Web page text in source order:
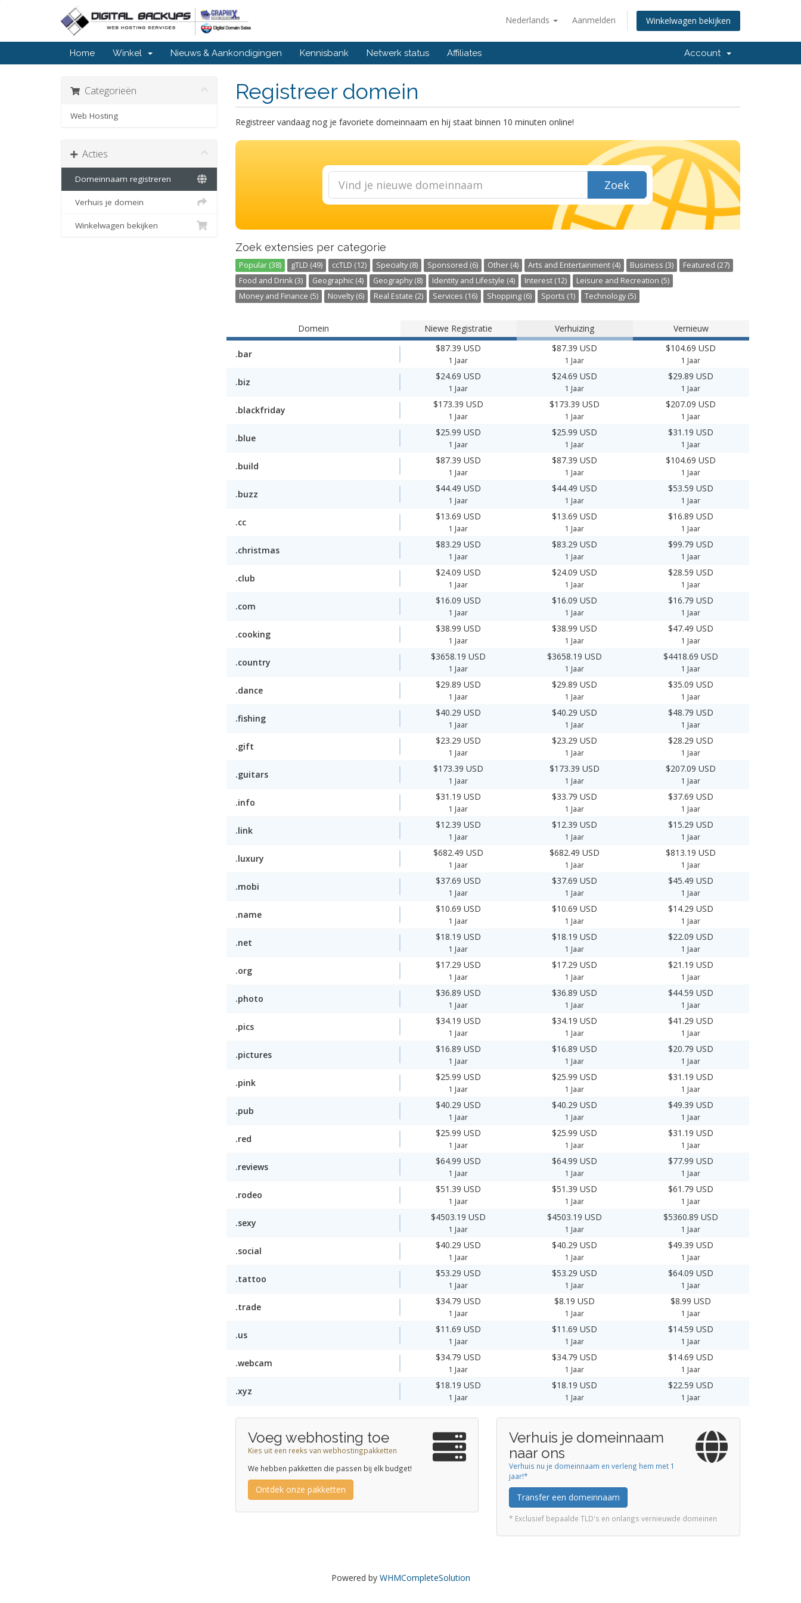
Nederlands Aanmelden Winkelwagen bekijken
Home Winkel Nieuws & Aankondigingen Kennisbank Netwerk status Affiliates Account
Registreer domein
Categorieën
Web Hosting
Acties
Domeinnaam registreren
Verhuis je domein
Winkelwagen bekijken
Registreer vandaag nog je favoriete domeinnaam en hij staat binnen 10 minuten online!
Zoek
Zoek extensies per categorie
Popular (38) gTLD (49) ccTLD (12) Specialty (8) Sponsored (6) Other (4) Arts and Entertainment (4) Business (3)
Featured (27)
Food and Drink (3)
Geographic (4) Geography (8) Identity and Lifestyle (4) Interest (12)
Leisure and Recreation (5)
Money and Finance (5)
Novelty (6) Real Estate (2) Services (16) Shopping (6) Sports (1) Technology (5)
Domein Niewe Registratie Verhuizing Vernieuw
.bar
$87.39 USD
1 Jaar
$87.39 USD
1 Jaar
$104.69 USD
1 Jaar
.biz
$24.69 USD
1 Jaar
$24.69 USD
1 Jaar
$29.89 USD
1 Jaar
.blackfriday
$173.39 USD
1 Jaar
$173.39 USD
1 Jaar
$207.09 USD
1 Jaar
.blue
$25.99 USD
1 Jaar
$25.99 USD
1 Jaar
$31.19 USD
1 Jaar
.build
$87.39 USD
1 Jaar
$87.39 USD
1 Jaar
$104.69 USD
1 Jaar
.buzz
$44.49 USD
1 Jaar
$44.49 USD
1 Jaar
$53.59 USD
1 Jaar
.cc
$13.69 USD
1 Jaar
$13.69 USD
1 Jaar
$16.89 USD
1 Jaar
.christmas
$83.29 USD
1 Jaar
$83.29 USD
1 Jaar
$99.79 USD
1 Jaar
.club
$24.09 USD
1 Jaar
$24.09 USD
1 Jaar
$28.59 USD
1 Jaar
.com
$16.09 USD
1 Jaar
$16.09 USD
1 Jaar
$16.79 USD
1 Jaar
.cooking
$38.99 USD
1 Jaar
$38.99 USD
1 Jaar
$47.49 USD
1 Jaar
.country
$3658.19 USD
1 Jaar
$3658.19 USD
1 Jaar
$4418.69 USD
1 Jaar
.dance
$29.89 USD
1 Jaar
$29.89 USD
1 Jaar
$35.09 USD
1 Jaar
.fishing
$40.29 USD
1 Jaar
$40.29 USD
1 Jaar
$48.79 USD
1 Jaar
.gift
$23.29 USD
1 Jaar
$23.29 USD
1 Jaar
$28.29 USD
1 Jaar
.guitars
$173.39 USD
1 Jaar
$173.39 USD
1 Jaar
$207.09 USD
1 Jaar
.info
$31.19 USD
1 Jaar
$33.79 USD
1 Jaar
$37.69 USD
1 Jaar
.link
$12.39 USD
1 Jaar
$12.39 USD
1 Jaar
$15.29 USD
1 Jaar
.luxury
$682.49 USD
1 Jaar
$682.49 USD
1 Jaar
$813.19 USD
1 Jaar
.mobi
$37.69 USD
1 Jaar
$37.69 USD
1 Jaar
$45.49 USD
1 Jaar
.name
$10.69 USD
1 Jaar
$10.69 USD
1 Jaar
$14.29 USD
1 Jaar
.net
$18.19 USD
1 Jaar
$18.19 USD
1 Jaar
$22.09 USD
1 Jaar
.org
$17.29 USD
1 Jaar
$17.29 USD
1 Jaar
$21.19 USD
1 Jaar
.photo
$36.89 USD
1 Jaar
$36.89 USD
1 Jaar
$44.59 USD
1 Jaar
.pics
$34.19 USD
1 Jaar
$34.19 USD
1 Jaar
$41.29 USD
1 Jaar
.pictures
$16.89 USD
1 Jaar
$16.89 USD
1 Jaar
$20.79 USD
1 Jaar
.pink
$25.99 USD
1 Jaar
$25.99 USD
1 Jaar
$31.19 USD
1 Jaar
.pub
$40.29 USD
1 Jaar
$40.29 USD
1 Jaar
$49.39 USD
1 Jaar
.red
$25.99 USD
1 Jaar
$25.99 USD
1 Jaar
$31.19 USD
1 Jaar
.reviews
$64.99 USD
1 Jaar
$64.99 USD
1 Jaar
$77.99 USD
1 Jaar
.rodeo
$51.39 USD
1 Jaar
$51.39 USD
1 Jaar
$61.79 USD
1 Jaar
.sexy
$4503.19 USD
1 Jaar
$4503.19 USD
1 Jaar
$5360.89 USD
1 Jaar
.social
$40.29 USD
1 Jaar
$40.29 USD
1 Jaar
$49.39 USD
1 Jaar
.tattoo
$53.29 USD
1 Jaar
$53.29 USD
1 Jaar
$64.09 USD
1 Jaar
.trade
$34.79 USD
1 Jaar
$8.19 USD
1 Jaar
$8.99 USD
1 Jaar
.us
$11.69 USD
1 Jaar
$11.69 USD
1 Jaar
$14.59 USD
1 Jaar
.webcam
$34.79 USD
1 Jaar
$34.79 USD
1 Jaar
$14.69 USD
1 Jaar
.xyz
$18.19 USD
1 Jaar
$18.19 USD
1 Jaar
$22.59 USD
1 Jaar
Voeg webhosting toe
Kies uit een reeks van webhostingpakketten
We hebben pakketten die passen bij elk budget!
Ontdek onze pakketten
Verhuis je domeinnaam
naar ons
Verhuis nu je domeinnaam en verleng hem met 1
jaar!*
Transfer een domeinnaam
* Exclusief bepaalde TLD's en onlangs vernieuwde domeinen
Powered by WHMCompleteSolution